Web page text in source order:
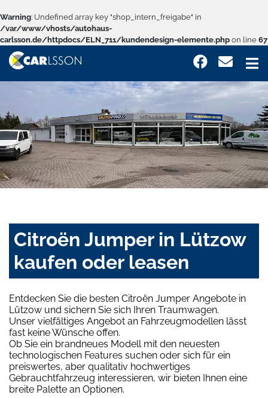
Warning: Undefined array key "shop_intern_freigabe" in
/var/www/vhosts/autohaus-
carlsson.de/httpdocs/ELN_711/kundendesign-elemente.php on line 67
Citroën Jumper in Lützow
kaufen oder leasen
Entdecken Sie die besten Citroën Jumper Angebote in
Lützow und sichern Sie sich Ihren Traumwagen.
Unser vielfältiges Angebot an Fahrzeugmodellen lässt
fast keine Wünsche offen.
Ob Sie ein brandneues Modell mit den neuesten
technologischen Features suchen oder sich für ein
preiswertes, aber qualitativ hochwertiges
Gebrauchtfahrzeug interessieren, wir bieten Ihnen eine
breite Palette an Optionen.